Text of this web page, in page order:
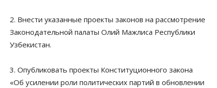
2. Внести указанные проекты законов на рассмотрение
Законодательной палаты Олий Мажлиса Республики
Узбекистан.
3. Опубликовать проекты Конституционного закона
«Об усилении роли политических партий в обновлении